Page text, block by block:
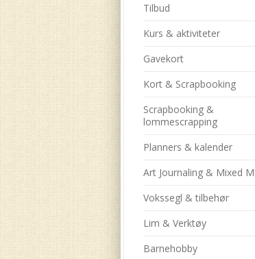
Tilbud
Kurs & aktiviteter
Gavekort
Kort & Scrapbooking
Scrapbooking &
lommescrapping
Planners & kalender
Art Journaling & Mixed
Vokssegl & tilbehør
Lim & Verktøy
Barnehobby